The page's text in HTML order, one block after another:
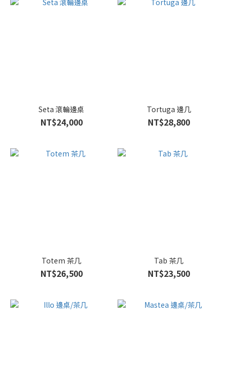
Seta 滾輪邊桌
NT$24,000
Tortuga 邊几
NT$28,800
Totem 茶几
NT$26,500
Tab 茶几
NT$23,500